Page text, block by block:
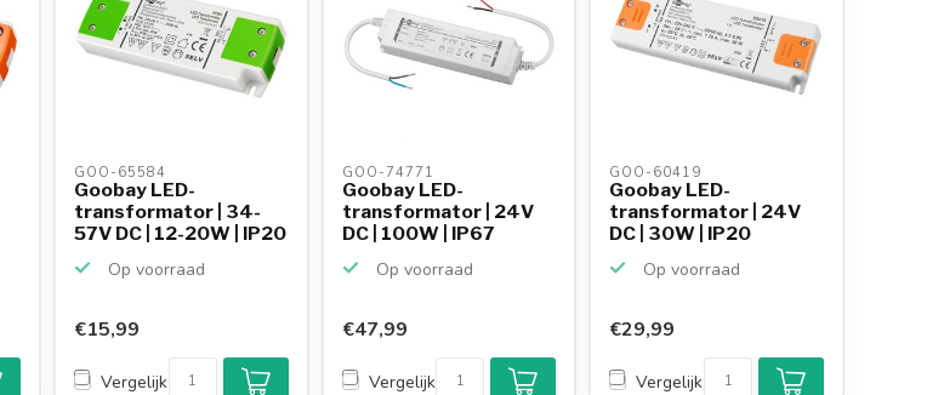
GOO-65584
Goobay LED-
transformator | 34-
57V DC | 12-20W | IP20
Op voorraad
€15,99
Vergelijk
GOO-74771
Goobay LED-
transformator | 24V
DC | 100W | IP67
Op voorraad
€47,99
Vergelijk
GOO-60419
Goobay LED-
transformator | 24V
DC | 30W | IP20
Op voorraad
€29,99
Vergelijk